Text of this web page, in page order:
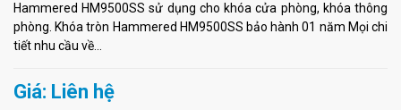
Hammered HM9500SS sử dụng cho khóa cửa phòng, khóa thông
phòng. Khóa tròn Hammered HM9500SS bảo hành 01 năm Mọi chi
tiết nhu cầu về...
Giá: Liên hệ